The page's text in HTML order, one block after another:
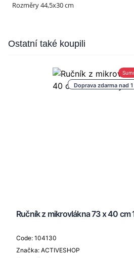
Rozměry 44,5x30 cm
Press to skip carousel
Ostatní také koupili
Doprava zdarma nad
Ručník z mikrovlákna 73 x 40 cm
Code: 104130
Značka: ACTIVESHOP